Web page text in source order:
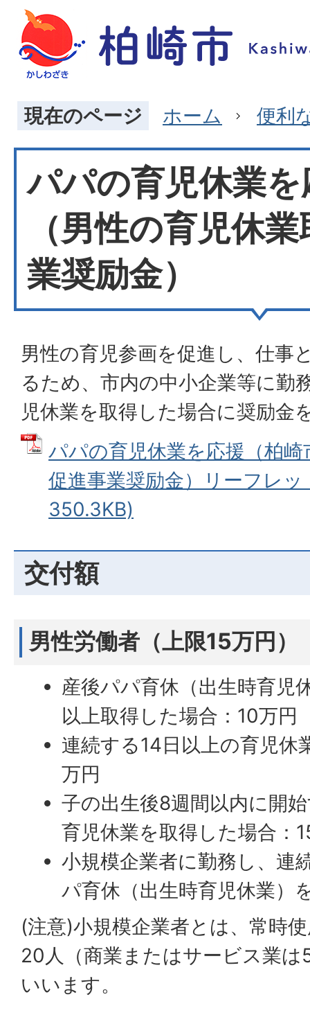
現在のページ ホーム 便利
パパの育児休業
（男性の育児休
業奨励金）
男性の育児参画を促進し、仕事
るため、市内の中小企業等に勤
児休業を取得した場合に奨励金
パパの育児休業を応援（柏
促進事業奨励金）リーフレ
350.3KB)
交付額
男性労働者（上限15万円）
産後パパ育休（出生時育児
以上取得した場合：10万円
連続する14日以上の育児休
万円
子の出生後8週間以内に開
育児休業を取得した場合：
小規模企業者に勤務し、連
パ育休（出生時育児休業）
(注意)小規模企業者とは、常時
20人（商業またはサービス業は
いいます。